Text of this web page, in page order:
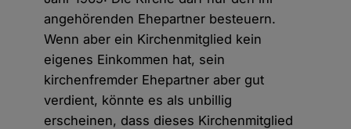
angehörenden Ehepartner besteuern.
Wenn aber ein Kirchenmitglied kein
eigenes Einkommen hat, sein
kirchenfremder Ehepartner aber gut
verdient, könnte es als unbillig
erscheinen, dass dieses Kirchenmitglied